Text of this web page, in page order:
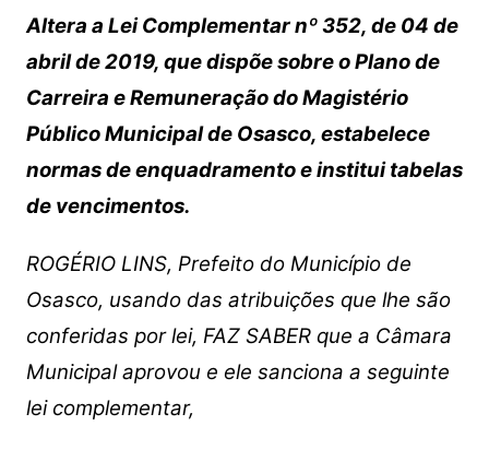
Altera a Lei Complementar nº 352, de 04 de
abril de 2019, que dispõe sobre o Plano de
Carreira e Remuneração do Magistério
Público Municipal de Osasco, estabelece
normas de enquadramento e institui tabelas
de vencimentos.
ROGÉRIO LINS, Prefeito do Município de
Osasco, usando das atribuições que lhe são
conferidas por lei, FAZ SABER que a Câmara
Municipal aprovou e ele sanciona a seguinte
lei complementar,